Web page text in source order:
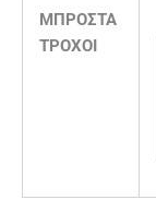
ΜΠΡΟΣΤΑ
ΤΡΟΧΟΙ